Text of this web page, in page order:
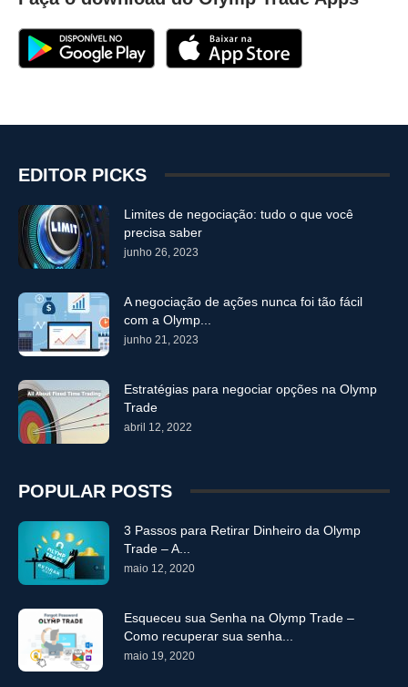
EDITOR PICKS
Limites de negociação: tudo o que você
precisa saber
junho 26, 2023
A negociação de ações nunca foi tão fácil
com a Olymp...
junho 21, 2023
Estratégias para negociar opções na Olymp
Trade
abril 12, 2022
POPULAR POSTS
3 Passos para Retirar Dinheiro da Olymp
Trade – A...
maio 12, 2020
Esqueceu sua Senha na Olymp Trade –
Como recuperar sua senha...
maio 19, 2020